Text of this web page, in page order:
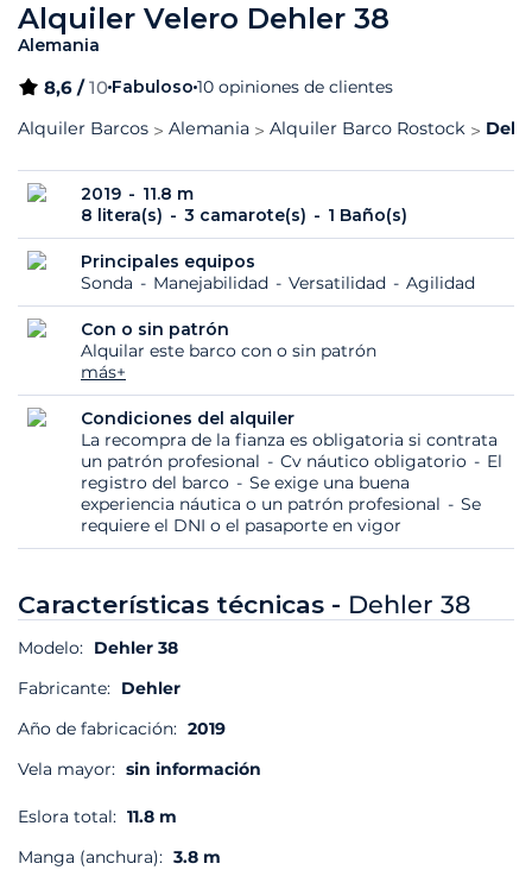
Alquiler Velero Dehler 38
Alemania
8,6 /10 Fabuloso 10 opiniones de clientes
Alquiler Barcos
Alemania Alquiler Barco Rostock
2019
11.8 m
8 litera(s)
3 camarote(s) 1 Baño(s)
Principales equipos
Sonda
Manejabilidad Versatilidad Agilidad
Con o sin patrón
Alquilar este barco con o sin patrón
más+
Condiciones del alquiler
La recompra de la fianza es obligatoria si contrata
un patrón profesional
Cv náutico obligatorio
El
registro del barco
Se exige una buena
experiencia náutica o un patrón profesional
Se
requiere el DNI o el pasaporte en vigor
Características técnicas - Dehler 38
Modelo: Dehler 38
Fabricante: Dehler
Año de fabricación: 2019
Vela mayor: sin información
Eslora total: 11.8 m
Manga (anchura): 3.8 m